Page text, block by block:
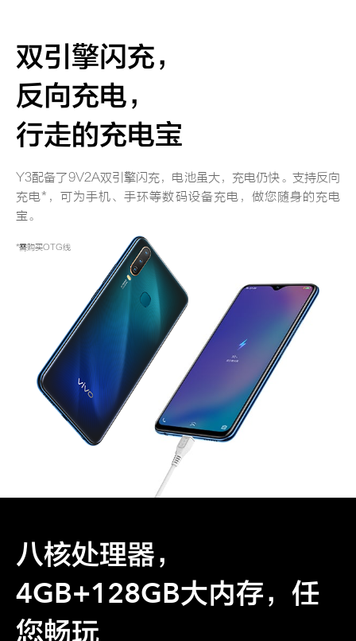
双引擎闪充，
反向充电，
行走的充电宝
Y3配备了9V2A双引擎闪充，电池虽大，充电仍快。支持反向
充电*，可为手机、手环等数码设备充电，做您随身的充电
宝。
*需购买OTG线
八核处理器，
4GB+128GB大内存，任
您畅玩